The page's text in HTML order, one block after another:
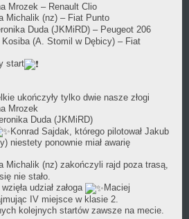
Mrozek – Renault Clio
Michalik (nz) – Fiat Punto
Duda (JKMiRD) – Peugeot 206
(A. Stomil w Dębicy) – Fiat
start
ukończyły tylko dwie nasze złogi
Mrozek
Duda (JKMiRD)
Konrad Sajdak, którego pilotował Jakub
niestety ponownie miał awarię
Michalik (nz) zakończyli rajd poza trasą,
nie stało.
udział załoga
Maciej
IV miejsce w klasie 2.
kolejnych startów zawsze na mecie.